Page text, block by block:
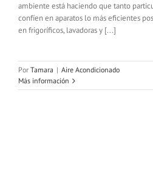
ambiente está haciendo que tanto
confíen en aparatos lo más eficientes
en frigoríficos, lavadoras y [...]
Por Tamara | Aire Acondicionado
Más información